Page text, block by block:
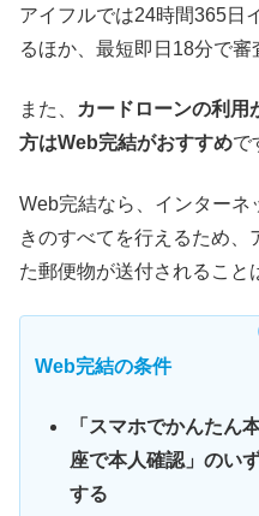
アイフルでは24時間365日
るほか、最短即日18分で審
また、
カードローンの利用
方はWeb完結がおすすめで
Web完結なら、インター
きのすべてを行えるため、
た郵便物が送付されること
Web完結の条件
「スマホでかんたん
座で本人確認」のい
する